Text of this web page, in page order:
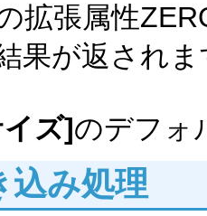
拡張属性
果が返されま
ズ]のデフォ
込み処理